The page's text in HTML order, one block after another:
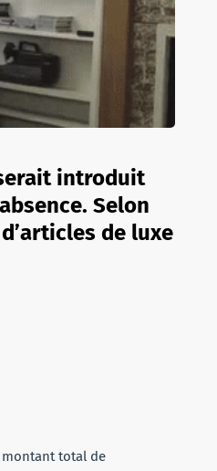
introduit
Selon
de luxe
montant total de